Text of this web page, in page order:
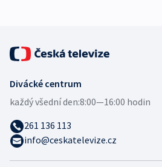
Divácké centrum
každý všední den:8:00—16:00 hodin
261 136 113
info@ceskatelevize.cz